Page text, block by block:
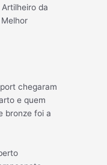
da
chegaram
e quem
bronze foi a